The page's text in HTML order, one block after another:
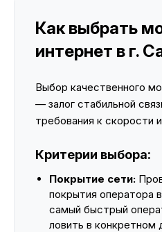
Как выбрать
интернет в г.
Выбор качественного
— залог стабильной
требования к скорости
Критерии выбора:
Покрытие сети:
покрытия оператора
самый быстрый
ловить в конкретном